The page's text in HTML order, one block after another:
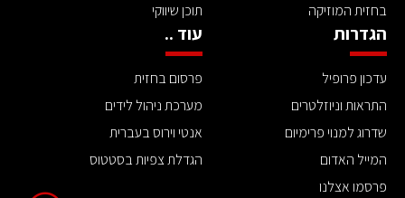
בחזית המוזיקה
תוכן שיווקי
הגדרות
עדכון פרופיל
התראות וניוזלטרים
שדרוג למנוי פרימיום
המייל האדום
פרסמו אצלנו
עוד ..
פרסום בחזית
מערכת ניהול לידים
אנטי וירוס בעברית
הגדלת צפיות בסטטוס